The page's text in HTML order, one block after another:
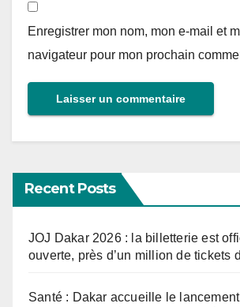
Enregistrer mon nom, mon e-mail et
navigateur pour mon prochain
Recent Posts
JOJ Dakar 2026 : la billetterie est
ouverte, près d’un million de tickets
Santé : Dakar accueille le